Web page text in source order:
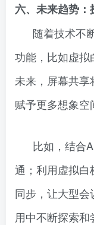
六、未来趋势
随着技术不
功能，比如虚拟
未来，屏幕共
赋予更多想象空
比如，结合
通；利用虚拟
同步，让大型
用中不断探索和